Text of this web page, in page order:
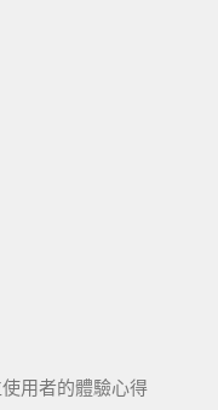
用者的體驗心得